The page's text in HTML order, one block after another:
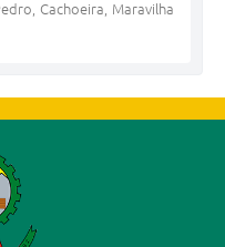
Cachoeira, Maravilha